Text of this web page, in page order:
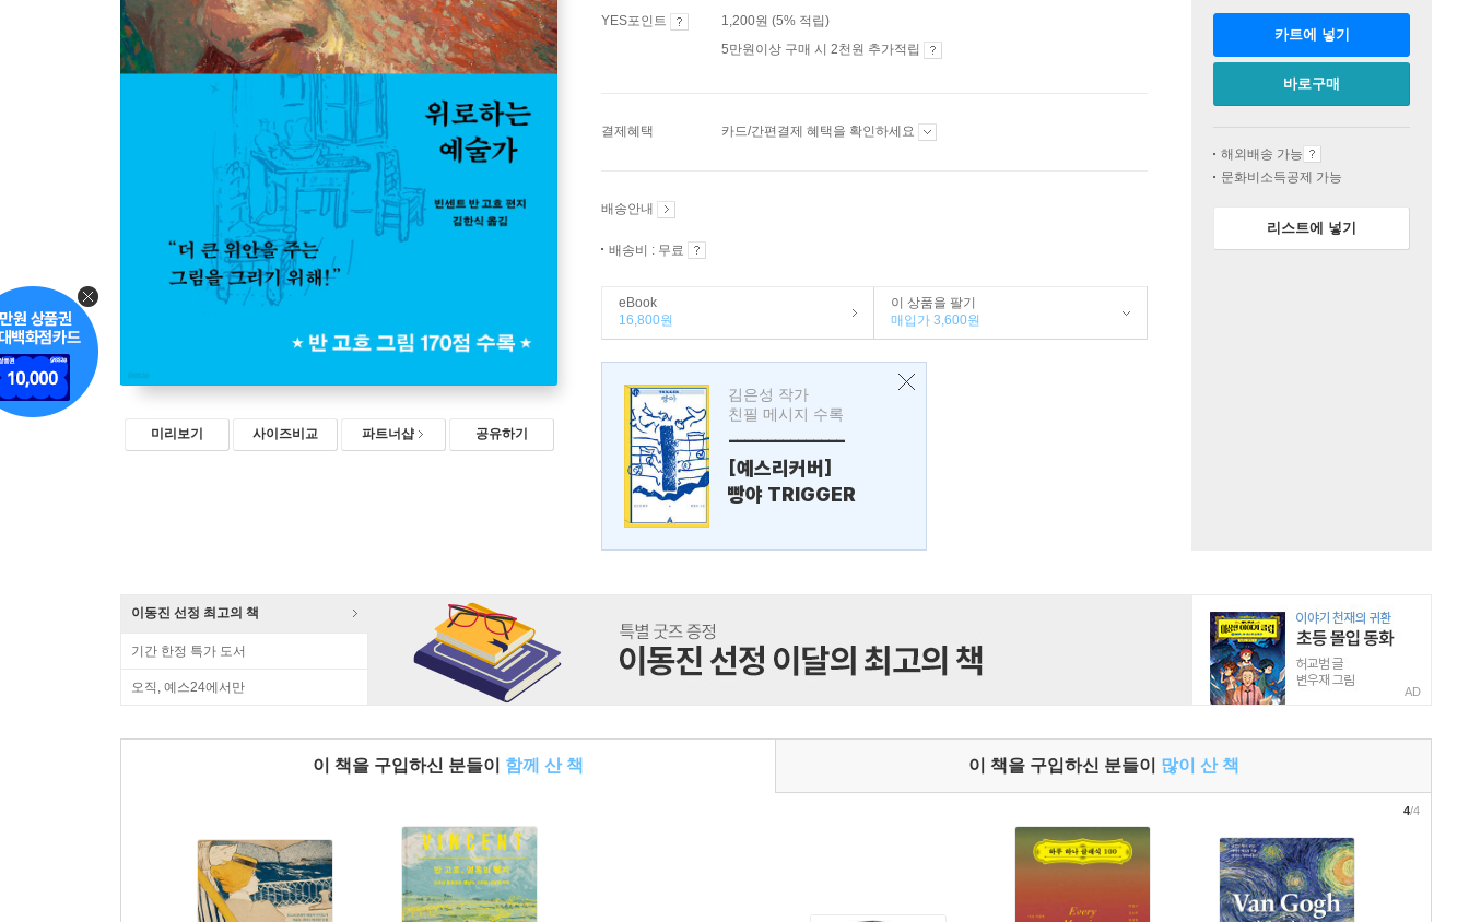
미리보기 사이즈비교 파트너샵 공유하기
YES포인트
1,200원 (5% 적립)
5만원이상 구매 시 2천원 추가적립
결제혜택 카드/간편결제 혜택을 확인하세요
배송안내
배송비 : 무료
eBook
16,800원
이 상품을 팔기
매입가 3,600원
김은성 작가
친필 메시지 수록
---------------
[예스리커버]
빵야 TRIGGER
카트에 넣기
바로구매
해외배송 가능
문화비소득공제 가능
리스트에 넣기
이동진 선정 최고의 책
기간 한정 특가 도서
오직, 예스24에서만 AD
이 책을 구입하신 분들이 함께 산 책 이 책을 구입하신 분들이 많이 산 책
4/4